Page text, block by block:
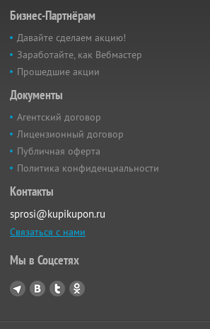
Бизнес-Партнёрам
Давайте сделаем акцию!
Заработайте, как Вебмастер
Прошедшие акции
Документы
Агентский договор
Лицензионный договор
Публичная оферта
Политика конфиденциальности
Контакты
sprosi@kupikupon.ru
Связаться с нами
Мы в Соцсетях